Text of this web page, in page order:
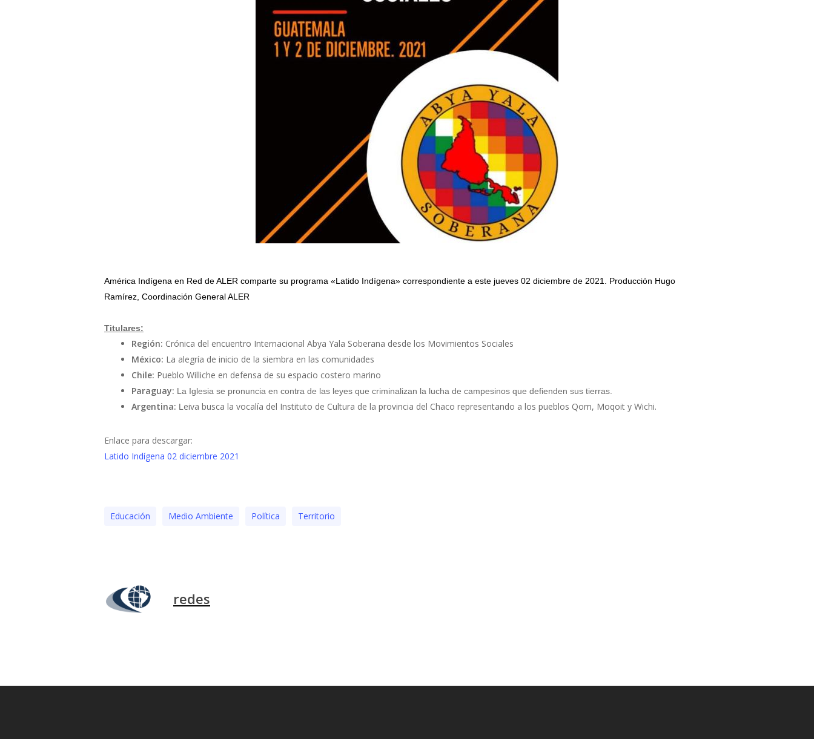
América Indígena en Red de ALER comparte su programa «Latido Indígena» correspondiente a este jueves 02 diciembre de 2021. Producción Hugo
Ramírez, Coordinación General ALER
Titulares:
Región: Crónica del encuentro Internacional Abya Yala Soberana desde los Movimientos Sociales
México: La alegría de inicio de la siembra en las comunidades
Chile: Pueblo Williche en defensa de su espacio costero marino
Paraguay: La Iglesia se pronuncia en contra de las leyes que criminalizan la lucha de campesinos que defienden sus tierras.
Argentina: L eiva busca la vocalía del Instituto de Cultura de la provincia del Chaco representando a los pueblos Qom, Moqoit y Wichi.
Enlace para descargar:
Latido Indígena 02 diciembre 2021
Educación Medio Ambiente Polí­tica Territorio
redes